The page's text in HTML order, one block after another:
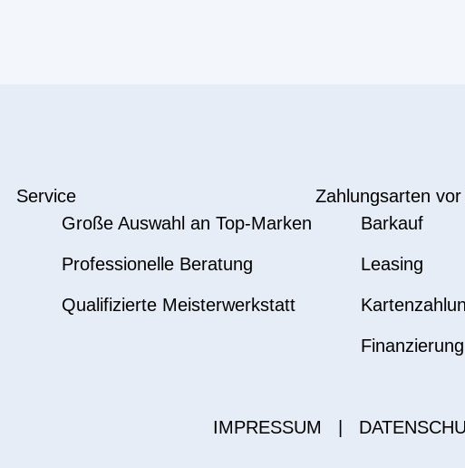
Service
Große Auswahl an Top-Marken
Professionelle Beratung
Qualifizierte Meisterwerkstatt
Zahlungsarten
Barkauf
Leasing
Finanzierung
IMPRESSUM